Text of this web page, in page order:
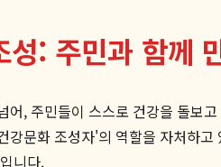
: 주민과 함께
, 주민들이 스스로 건강을 돌
문화 조성자'의 역할을 자처하
니다.